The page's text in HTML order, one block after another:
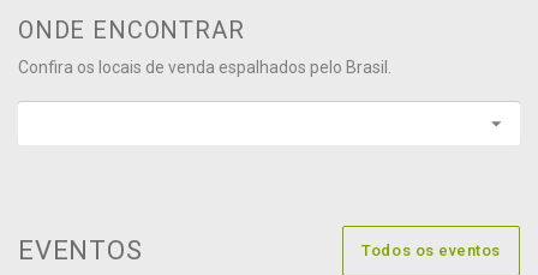
ONDE ENCONTRAR
Confira os locais de venda espalhados pelo Brasil.
EVENTOS Todos os eventos